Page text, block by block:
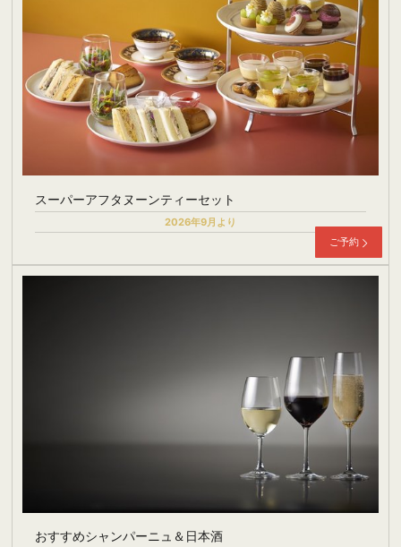
スーパーアフタヌーンティーセット
2026年9月より
ご予約
おすすめシャンパーニュ＆日本酒